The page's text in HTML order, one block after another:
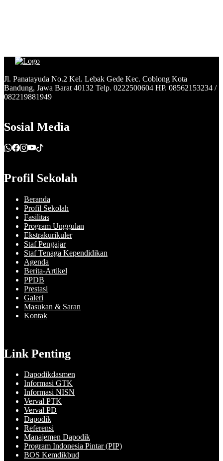
Jl. Panatayuda No.2 Kel. Lebak Gede Kec. Coblong Kota
Bandung, Jawa Barat 40132 Telp. 0222500604 HP. 08562153234 /
082219881949
Sosial Media
Profil Sekolah
Beranda
Profil Sekolah
Fasilitas
Program Unggulan
Ekstrakurikuler
Staf Pengajar
Staf Tenaga Kependidikan
Agenda
Berita-Artikel
PPDB
Prestasi
Galeri
Masukan & Saran
Kontak
Link Penting
Dapodikdasmen
Informasi GTK
Informasi NISN
Verval PTK
Verval PD
Dapodik
Referensi
Manajemen Dapodik
Program Indonesia Pintar (PIP)
BOS Kemdikbud